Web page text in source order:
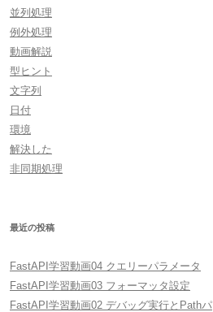
並列処理
例外処理
動画解説
型ヒント
文字列
日付
環境
解決した
非同期処理
最近の投稿
FastAPI学習動画04 クエリーパラメータ
FastAPI学習動画03 フォーマッタ設定
FastAPI学習動画02 デバッグ実行とPathパ